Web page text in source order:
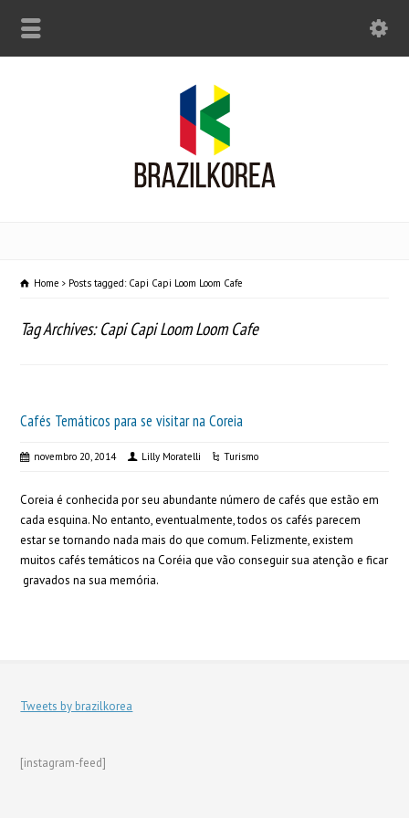
Home Posts tagged: Capi Capi Loom Loom Cafe
Tag Archives: Capi Capi Loom Loom Cafe
Cafés Temáticos para se visitar na Coreia
novembro 20, 2014 Lilly Moratelli Turismo
Coreia é conhecida por seu abundante número de cafés que estão em
cada esquina. No entanto, eventualmente, todos os cafés parecem
estar se tornando nada mais do que comum. Felizmente, existem
muitos cafés temáticos na Coréia que vão conseguir sua atenção e ficar
gravados na sua memória.
Tweets by brazilkorea
[instagram-feed]